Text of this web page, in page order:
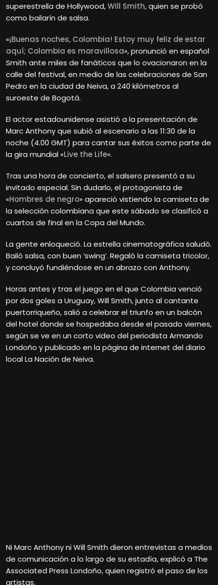
superestrella de Hollywood,Will Smith, quien se probó
como bailarín de salsa.
«¡Buenas noches, Colombia! Estoy muy feliz de estar
aquí; Colombia es maravillosa», pronunció en español
Smith ante miles de fanáticos que lo ovacionaron en la
calle del festival, en medio de las celebraciones de San
Pedro en la ciudad de Neiva, a 240 kilómetros al
suroeste de Bogotá.
El actor estadounidense asistió a la presentación de
Marc Anthony que subió al escenario a las 11:30 de la
noche (4.00 GMT) para cantar sus éxitos como parte de
la gira mundial «Live the Life».
Tras una hora de concierto, el salsero presentó a su
invitado especial. Sin dudarlo, el protagonista de
«Hombres de negro» apareció vistiendo la camiseta de
la selección colombiana que este sábado se clasificó a
cuartos de final en la Copa del Mundo.
La gente enloqueció. La estrella cinematográfica saludó.
Bailó salsa, con buen ‘swing’. Regaló la camiseta tricolor,
y concluyó fundiéndose en un abrazo con Anthony.
Horas antes y tras el juego en el que Colombia venció
por dos goles a Uruguay, Will Smith, junto al cantante
puertorriqueño, salió a celebrar el triunfo en un balcón
del hotel donde se hospedaba desde el pasado viernes,
según se ve en un corto video del periodista Armando
Londoño y publicado en la página de internet del diario
local La Nación de Neiva.
Ni Marc Anthony ni Will Smith dieron entrevistas a medios
de comunicación a lo largo de su estadía, explicó a The
Associated Press Londoño, quien registró el paso de los
artistas.